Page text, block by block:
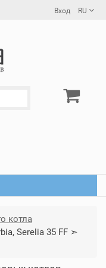
Вход RU
котла
Serelia 35 FF ➣